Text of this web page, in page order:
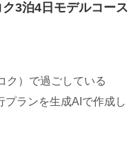
3泊4日モデルコース
ク）で過ごしている
プランを生成AIで作成し